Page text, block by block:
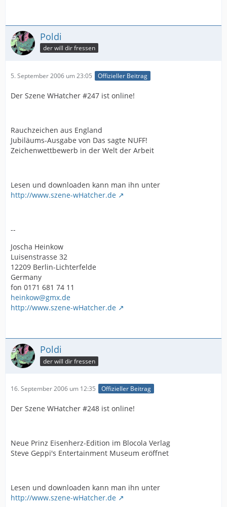
Poldi
der will dir fressen
5. September 2006 um 23:05 Offizieller Beitrag
Der Szene WHatcher #247 ist online!
Rauchzeichen aus England
Jubiläums-Ausgabe von Das sagte NUFF!
Zeichenwettbewerb in der Welt der Arbeit
Lesen und downloaden kann man ihn unter
http://www.szene-wHatcher.de
--
Joscha Heinkow
Luisenstrasse 32
12209 Berlin-Lichterfelde
Germany
fon 0171 681 74 11
heinkow@gmx.de
http://www.szene-wHatcher.de
Poldi
der will dir fressen
16. September 2006 um 12:35 Offizieller Beitrag
Der Szene WHatcher #248 ist online!
Neue Prinz Eisenherz-Edition im Blocola Verlag
Steve Geppi's Entertainment Museum eröffnet
Lesen und downloaden kann man ihn unter
http://www.szene-wHatcher.de